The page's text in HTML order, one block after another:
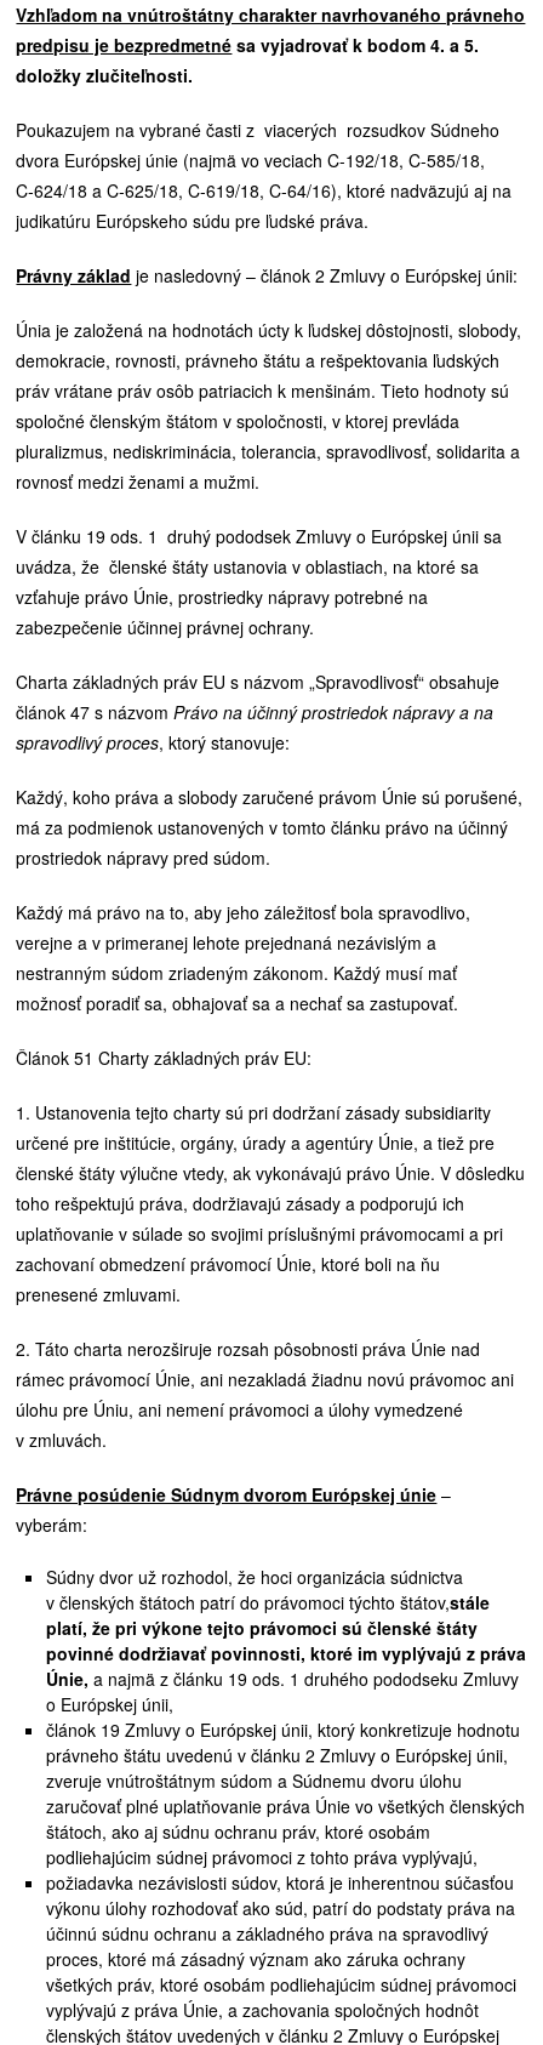
Vzhľadom na vnútroštátny charakter navrhovaného právneho
predpisu je bezpredmetné sa vyjadrovať k bodom 4. a 5.
doložky zlučiteľnosti.
Poukazujem na vybrané časti z viacerých rozsudkov Súdneho
dvora Európskej únie (najmä vo veciach C-192/18, C-585/18,
C‑624/18 a C‑625/18, C-619/18, C-64/16), ktoré nadväzujú aj na
judikatúru Európskeho súdu pre ľudské práva.
Právny základ je nasledovný – článok 2 Zmluvy o Európskej únii:
Únia je založená na hodnotách úcty k ľudskej dôstojnosti, slobody,
demokracie, rovnosti, právneho štátu a rešpektovania ľudských
práv vrátane práv osôb patriacich k menšinám. Tieto hodnoty sú
spoločné členským štátom v spoločnosti, v ktorej prevláda
pluralizmus, nediskriminácia, tolerancia, spravodlivosť, solidarita a
rovnosť medzi ženami a mužmi.
V článku 19 ods. 1 druhý pododsek Zmluvy o Európskej únii sa
uvádza, že členské štáty ustanovia v oblastiach, na ktoré sa
vzťahuje právo Únie, prostriedky nápravy potrebné na
zabezpečenie účinnej právnej ochrany.
Charta základných práv EU s názvom „Spravodlivosť“ obsahuje
článok 47 s názvomPrávo na účinný prostriedok nápravy a na
spravodlivý proces, ktorý stanovuje:
Každý, koho práva a slobody zaručené právom Únie sú porušené,
má za podmienok ustanovených v tomto článku právo na účinný
prostriedok nápravy pred súdom.
Každý má právo na to, aby jeho záležitosť bola spravodlivo,
verejne a v primeranej lehote prejednaná nezávislým a
nestranným súdom zriadeným zákonom. Každý musí mať
možnosť poradiť sa, obhajovať sa a nechať sa zastupovať.
Článok 51 Charty základných práv EU:
1. Ustanovenia tejto charty sú pri dodržaní zásady subsidiarity
určené pre inštitúcie, orgány, úrady a agentúry Únie, a tiež pre
členské štáty výlučne vtedy, ak vykonávajú právo Únie. V dôsledku
toho rešpektujú práva, dodržiavajú zásady a podporujú ich
uplatňovanie v súlade so svojimi príslušnými právomocami a pri
zachovaní obmedzení právomocí Únie, ktoré boli na ňu
prenesené zmluvami.
2. Táto charta nerozširuje rozsah pôsobnosti práva Únie nad
rámec právomocí Únie, ani nezakladá žiadnu novú právomoc ani
úlohu pre Úniu, ani nemení právomoci a úlohy vymedzené
v zmluvách.
Právne posúdenie Súdnym dvorom Európskej únie –
vyberám:
Súdny dvor už rozhodol, že hoci organizácia súdnictva
v členských štátoch patrí do právomoci týchto štátov,stále
platí, že pri výkone tejto právomoci sú členské štáty
povinné dodržiavať povinnosti, ktoré im vyplývajú z práva
Únie, a najmä z článku 19 ods. 1 druhého pododseku Zmluvy
o Európskej únii,
článok 19 Zmluvy o Európskej únii, ktorý konkretizuje hodnotu
právneho štátu uvedenú v článku 2 Zmluvy o Európskej únii,
zveruje vnútroštátnym súdom a Súdnemu dvoru úlohu
zaručovať plné uplatňovanie práva Únie vo všetkých členských
štátoch, ako aj súdnu ochranu práv, ktoré osobám
podliehajúcim súdnej právomoci z tohto práva vyplývajú,
požiadavka nezávislosti súdov, ktorá je inherentnou súčasťou
výkonu úlohy rozhodovať ako súd, patrí do podstaty práva na
účinnú súdnu ochranu a základného práva na spravodlivý
proces, ktoré má zásadný význam ako záruka ochrany
všetkých práv, ktoré osobám podliehajúcim súdnej právomoci
vyplývajú z práva Únie, a zachovania spoločných hodnôt
členských štátov uvedených v článku 2 Zmluvy o Európskej